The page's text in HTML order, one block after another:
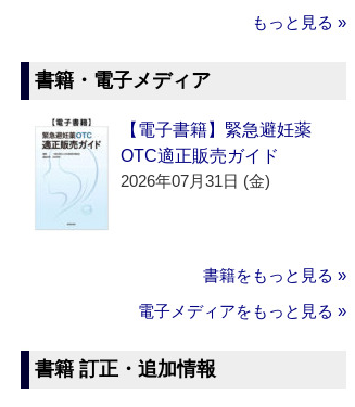
もっと見る »
書籍・電子メディア
【電子書籍】緊急避妊薬
OTC適正販売ガイド
2026年07月31日 (金)
書籍をもっと見る »
電子メディアをもっと見る »
書籍 訂正・追加情報